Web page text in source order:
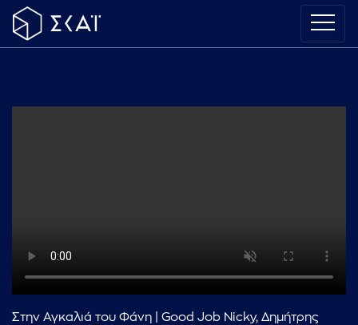
Στην Αγκαλιά του Φάνη | Good Job Nicky, Δημήτρης